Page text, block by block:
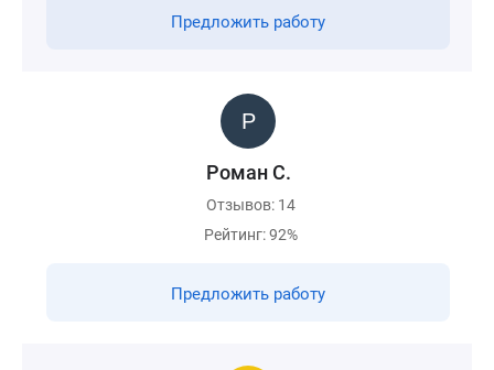
Предложить работу
Роман С.
Отзывов: 14
Рейтинг: 92%
Предложить работу